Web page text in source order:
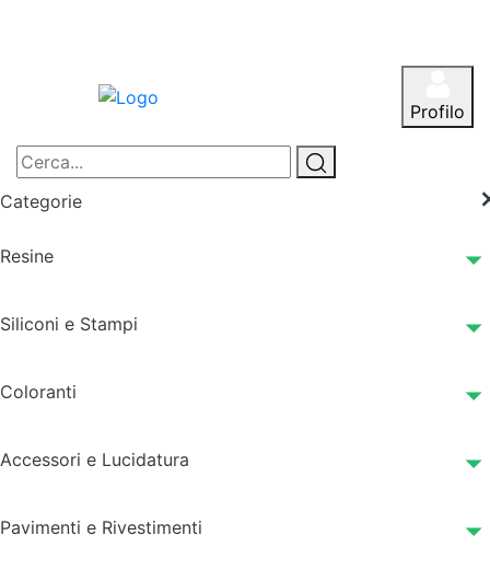
Profilo
Categorie
Resine
Siliconi e Stampi
Coloranti
Accessori e Lucidatura
Pavimenti e Rivestimenti